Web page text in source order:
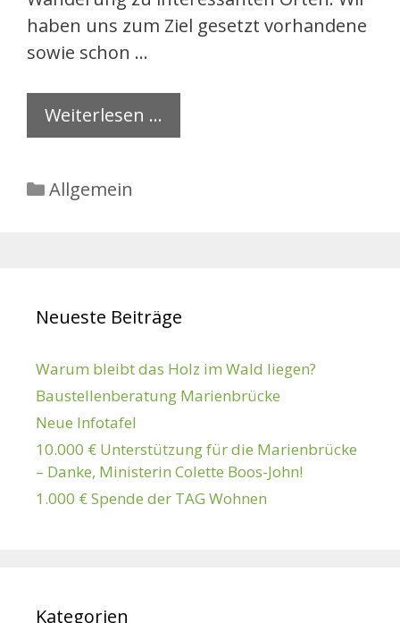
haben uns zum Ziel gesetzt vorhandene
sowie schon …
Weiterlesen …
Kategorien
Allgemein
Neueste Beiträge
Warum bleibt das Holz im Wald liegen?
Baustellenberatung Marienbrücke
Neue Infotafel
10.000 € Unterstützung für die Marienbrücke
– Danke, Ministerin Colette Boos-John!
1.000 € Spende der TAG Wohnen
Kategorien